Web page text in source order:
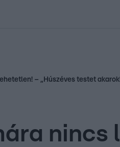
– „Húszéves testet
nincs